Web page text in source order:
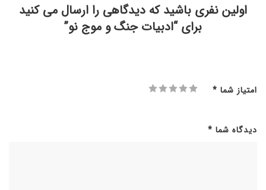
اولین نفری باشید که دیدگاهی را ارسال می کنید
برای “ادبیات جنگ و موج نو”
امتیاز شما *
دیدگاه شما *